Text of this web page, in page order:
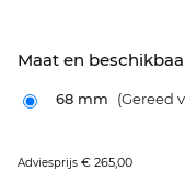
Maat en
68 mm (Gereed
Adviesprijs € 265,00